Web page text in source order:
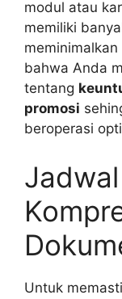
modul atau
memiliki
bahwa Anda
tentang
promosi
beroperasi
Untuk